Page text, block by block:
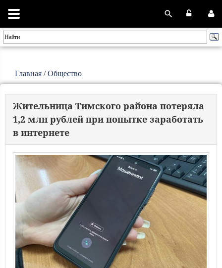
Главная /Общество
Жительница Тимского района потеряла
1,2 млн рублей при попытке заработать
в интернете